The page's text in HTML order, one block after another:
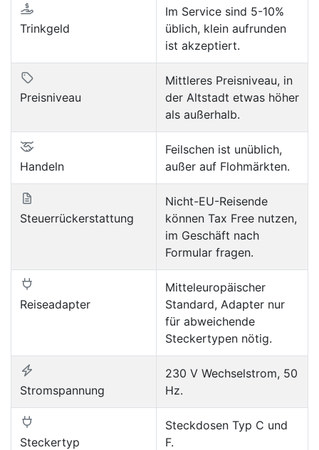
Trinkgeld
Im Service sind 5-10%
üblich, klein aufrunden
ist akzeptiert.
Preisniveau
Mittleres Preisniveau, in
der Altstadt etwas höher
als außerhalb.
Handeln
Feilschen ist unüblich,
außer auf Flohmärkten.
Steuerrückerstattung
Nicht-EU-Reisende
können Tax Free nutzen,
im Geschäft nach
Formular fragen.
Reiseadapter
Mitteleuropäischer
Standard, Adapter nur
für abweichende
Steckertypen nötig.
Stromspannung
230 V Wechselstrom, 50
Hz.
Steckertyp
Steckdosen Typ C und
F.